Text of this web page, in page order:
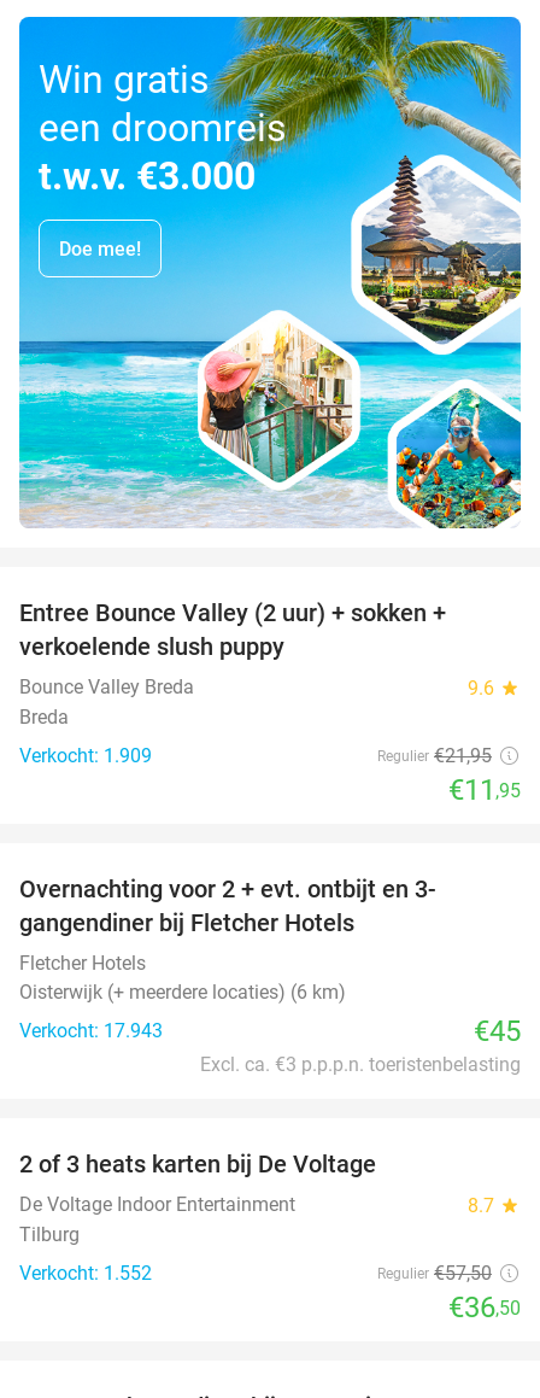
Win gratis
een droomreis
t.w.v. €3.000
Doe mee!
Entree Bounce Valley (2 uur) + sokken +
verkoelende slush puppy
Bounce Valley Breda 9.6 star
Breda
Verkocht: 1.909
Regulier €21,95
€11 ,95
Overnachting voor 2 + evt. ontbijt en 3-
gangendiner bij Fletcher Hotels
Fletcher Hotels
Oisterwijk (+ meerdere locaties) (6 km)
Verkocht: 17.943
€45
Excl. ca. €3 p.p.p.n. toeristenbelasting
2 of 3 heats karten bij De Voltage
De Voltage Indoor Entertainment 8.7 star
Tilburg
Verkocht: 1.552
Regulier €57,50
€36,50